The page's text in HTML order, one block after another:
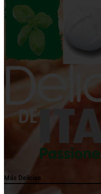
Más Delicias